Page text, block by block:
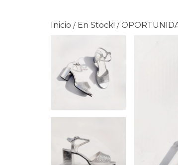
Inicio / En Stock! /